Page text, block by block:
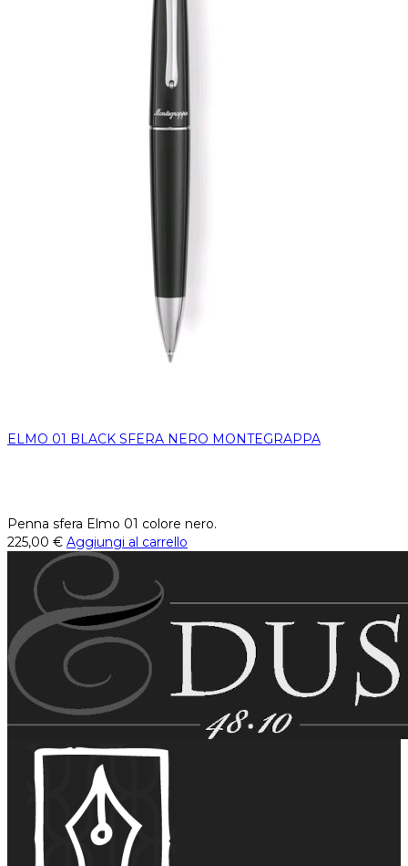
ELMO 01 BLACK SFERA NERO MONTEGRAPPA
Penna sfera Elmo 01 colore nero.
225,00 € Aggiungi al carrello